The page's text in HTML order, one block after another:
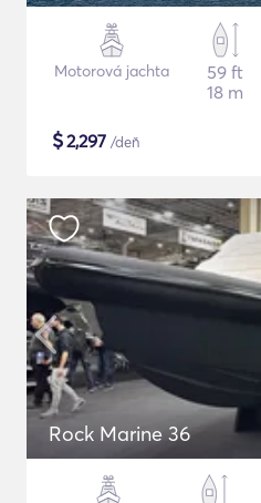
Motorová jachta
59 ft
18 m
$2,297 /deň
Rock Marine 36